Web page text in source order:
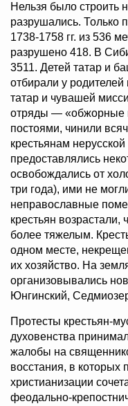
Нельзя было строить
разрушались. Только
1738-1758 гг. из 536
разрушено 418. В
3511. Детей татар и
отбирали у
татар и чувашей
отряды — «обжорные
постоями, чинили
крестьянам
предоставлялись
освобождались от
три года), ими не
неправославные
крестьян
более тяжелым.
одном месте,
их хозяйство. На
организовывались
Юнгинский,
Протесты крестьян-
духовенства
жалобы на
восстания, в которых
христианизации
феодально-